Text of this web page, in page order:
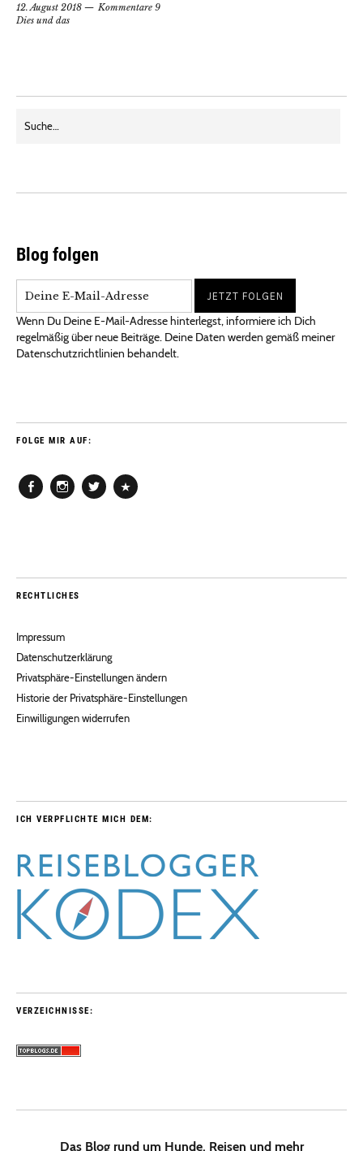
12. August 2018
Kommentare 9
Dies und das
Blog folgen
Wenn Du Deine E-Mail-Adresse hinterlegst, informiere ich Dich
regelmäßig über neue Beiträge. Deine Daten werden gemäß meiner
Datenschutzrichtlinien behandelt.
FOLGE MIR AUF:
RECHTLICHES
Impressum
Datenschutzerklärung
Privatsphäre-Einstellungen ändern
Historie der Privatsphäre-Einstellungen
Einwilligungen widerrufen
ICH VERPFLICHTE MICH DEM:
VERZEICHNISSE:
Das Blog rund um Hunde, Reisen und mehr